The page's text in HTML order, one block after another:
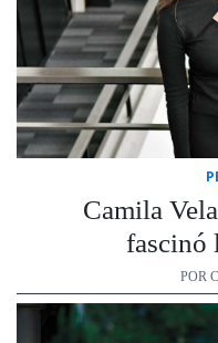
Camila
fascinó
POR